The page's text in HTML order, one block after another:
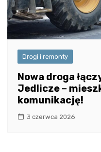
Drogi i remonty
Nowa droga
Jedlicze –
komunikację!
3 czerwca 2026